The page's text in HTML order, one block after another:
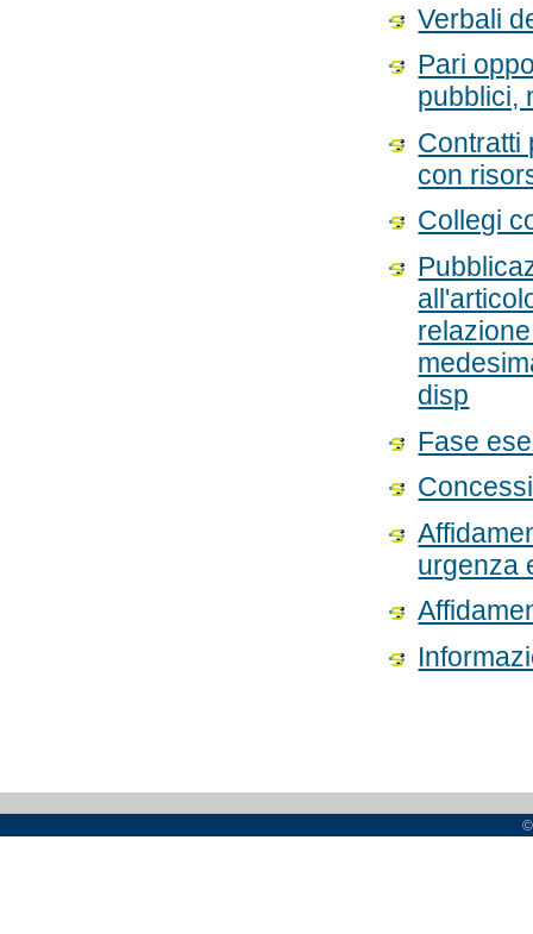
Verbali
Pari
pubblici,
Contratti
con
Collegi
disp
Fase
urgenza